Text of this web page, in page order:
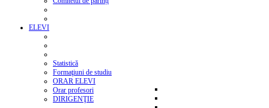
ELEVI
Statistică
Formaţiuni de studiu
ORAR ELEVI
Orar profesori
DIRIGENŢIE